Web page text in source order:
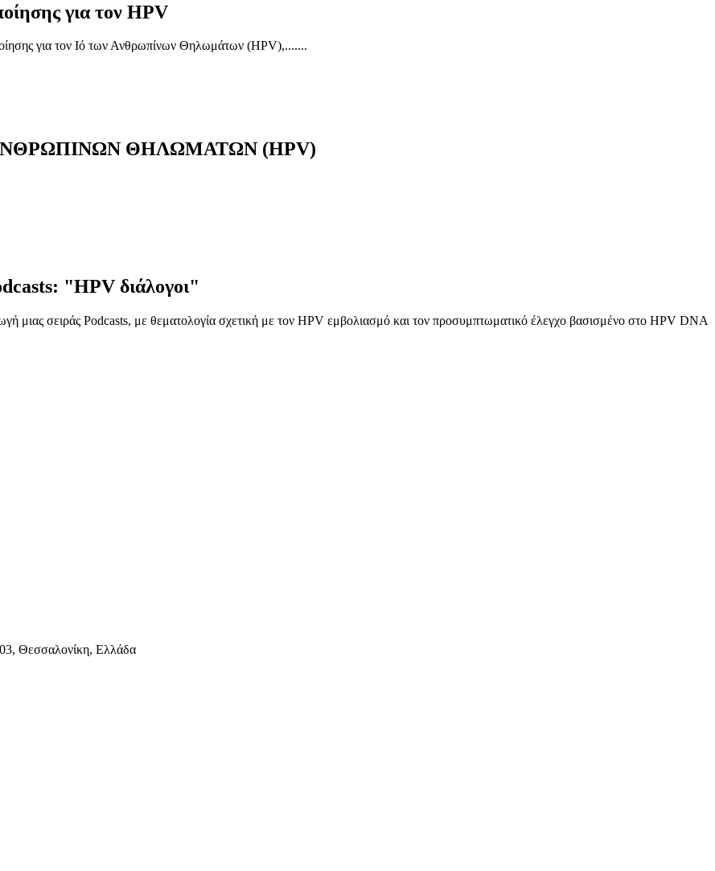
για τον HPV
για τον Ιό των Ανθρωπίνων Θηλωμάτων (HPV),.......
ΘΗΛΩΜΑΤΩΝ (HPV)
"HPV διάλογοι"
μιας σειράς Podcasts, με θεματολογία σχετική με τον HPV εμβολιασμό και τον προσυμπτωματικό έλεγχο βασισμένο στο HPV DNA
Θεσσαλονίκη, Ελλάδα